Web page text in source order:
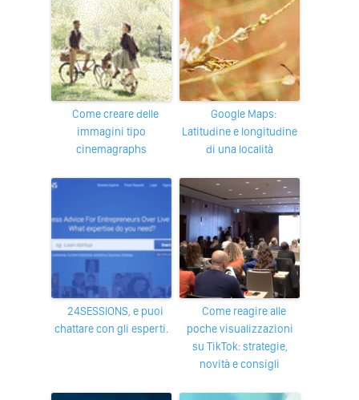
Come creare delle
immagini tipo
cinemagraphs
Google Maps:
Latitudine e longitudine
di una località
24SESSIONS, e puoi
chattare con gli esperti.
Come reagire alle
poche visualizzazioni
su TikTok: strategie,
novità e consigli